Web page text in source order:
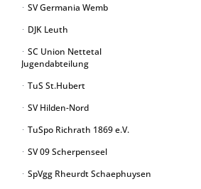
SV Germania Wemb
DJK Leuth
SC Union Nettetal
Jugendabteilung
TuS St.Hubert
SV Hilden-Nord
TuSpo Richrath 1869 e.V.
SV 09 Scherpenseel
SpVgg Rheurdt Schaephuysen